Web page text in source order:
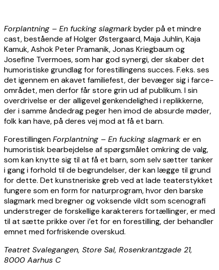
Forplantning – En fucking slagmarkbyder på et mindre
cast, bestående af Holger Østergaard, Maja Juhlin, Kaja
Kamuk, Ashok Peter Pramanik, Jonas Kriegbaum og
Josefine Tvermoes, som har god synergi, der skaber det
humoristiske grundlag for forestillingens succes. F.eks. ses
det igennem en akavet familiefest, der bevæger sig i farce-
området, men derfor får store grin ud af publikum. I sin
overdrivelse er der alligevel genkendelighed i replikkerne,
der i samme åndedrag peger hen imod de absurde møder,
folk kan have, på deres vej mod at få et barn.
ForestillingenForplantning – En fucking slagmark er en
humoristisk bearbejdelse af spørgsmålet omkring de valg,
som kan knytte sig til at få et barn, som selv sætter tanker
i gang i forhold til de begrundelser, der kan lægge til grund
for dette. Det kunstneriske greb ved at lade teaterstykket
fungere som en form for naturprogram, hvor den barske
slagmark med bregner og voksende vildt som scenografi
understreger de forskellige karakterers fortællinger, er med
til at sætte prikke over i’et for en forestilling, der behandler
emnet med forfriskende overskud.
Teatret Svalegangen, Store Sal, Rosenkrantzgade 21,
8000 Aarhus C